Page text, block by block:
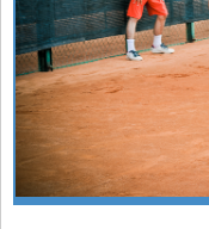
SOFIA OPEN
КЛУБОВЕ
БЛОГ
ВИДЕО
ЖЪЛТО
Ретро
Спорт&Фитнес
Други
Любители